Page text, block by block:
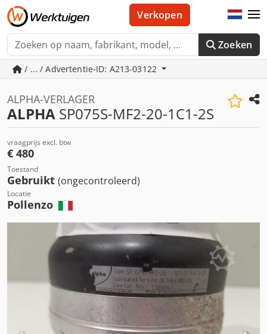
Zoeken
Verkopen
/ ... / Advertentie-ID: A213-03122
ALPHA-VERLAGER
ALPHA SP075S-MF2-20-1C1-2S
vraagprijs excl. btw
€ 480
Toestand
Gebruikt (ongecontroleerd)
Locatie
Pollenzo